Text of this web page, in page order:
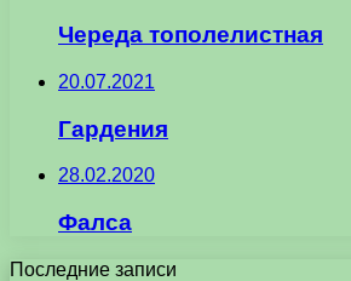
Череда тополелистная
20.07.2021
Гардения
28.02.2020
Фалса
Последние записи